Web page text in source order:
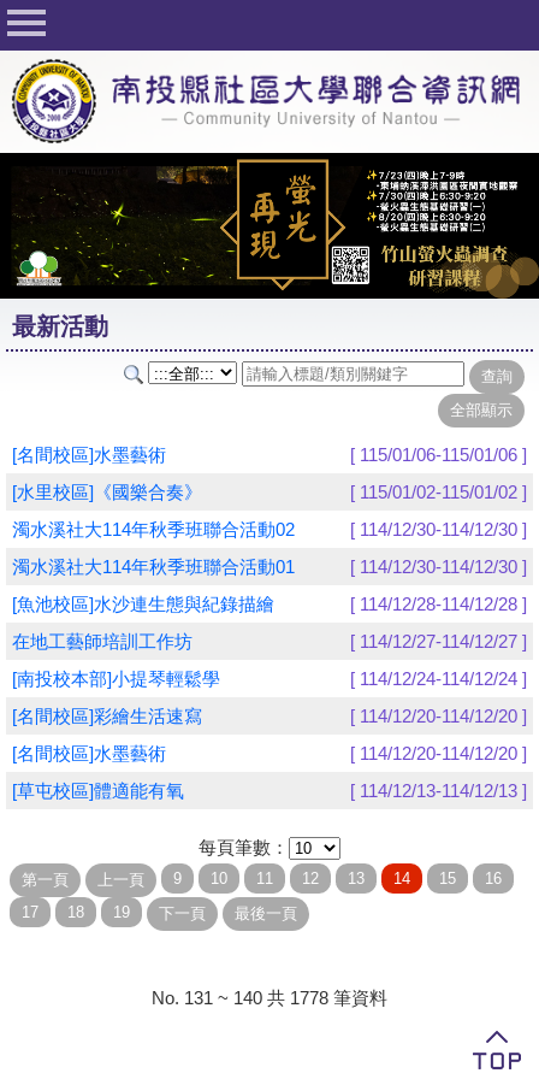
回首頁
關於社大
公佈欄
行事曆
最新活動
活動花絮
課程一覽表
志工與社團
友站連結
網路選課
學員專區
教師專區
評委專區
最新活動
[名間校區]水墨藝術
[ 115/01/06-115/01/06 ]
[水里校區]《國樂合奏》
[ 115/01/02-115/01/02 ]
濁水溪社大114年秋季班聯合活動02
[ 114/12/30-114/12/30 ]
濁水溪社大114年秋季班聯合活動01
[ 114/12/30-114/12/30 ]
[魚池校區]水沙連生態與紀錄描繪
[ 114/12/28-114/12/28 ]
在地工藝師培訓工作坊
[ 114/12/27-114/12/27 ]
[南投校本部]小提琴輕鬆學
[ 114/12/24-114/12/24 ]
[名間校區]彩繪生活速寫
[ 114/12/20-114/12/20 ]
[名間校區]水墨藝術
[ 114/12/20-114/12/20 ]
[草屯校區]體適能有氧
[ 114/12/13-114/12/13 ]
每頁筆數：
No. 131 ~ 140 共 1778 筆資料